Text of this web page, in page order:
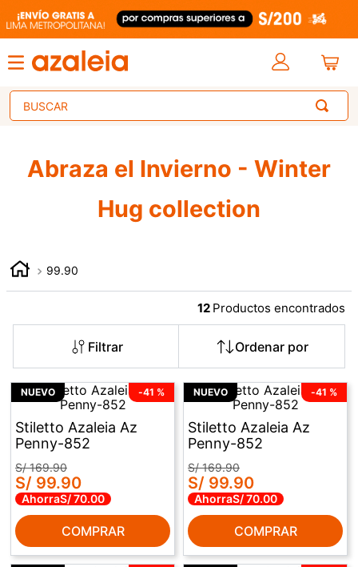
Buscar
Abraza el Invierno - Winter
Hug collection
99.90
12
Filtrar
NUEVO -41 %
Stiletto Azaleia Az
Penny-852
S/ 169.90
S/ 99.90
AhorraS/70.00
COMPRAR
NUEVO -41 %
Stiletto Azaleia Az
Penny-852
S/ 169.90
S/ 99.90
AhorraS/70.00
COMPRAR